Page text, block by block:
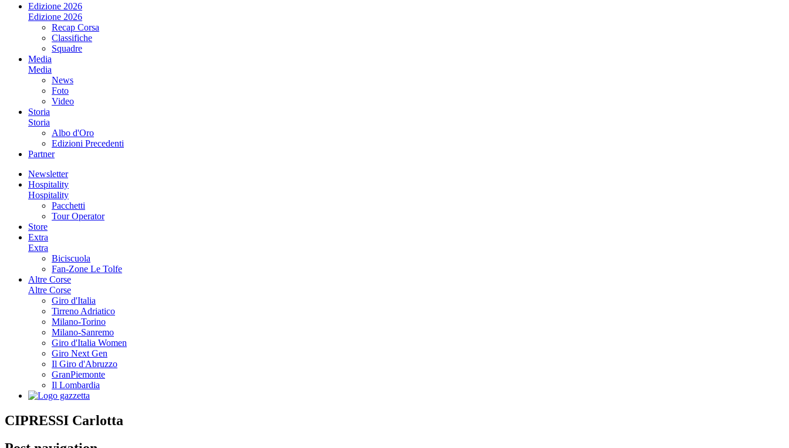
Edizione 2026
Edizione 2026
Recap Corsa
Classifiche
Squadre
Media
Media
News
Foto
Video
Storia
Storia
Albo d'Oro
Edizioni Precedenti
Partner
Newsletter
Hospitality
Hospitality
Pacchetti
Tour Operator
Store
Extra
Extra
Biciscuola
Fan-Zone Le Tolfe
Altre Corse
Altre Corse
Giro d'Italia
Tirreno Adriatico
Milano-Torino
Milano-Sanremo
Giro d'Italia Women
Giro Next Gen
Il Giro d'Abruzzo
GranPiemonte
Il Lombardia
CIPRESSI Carlotta